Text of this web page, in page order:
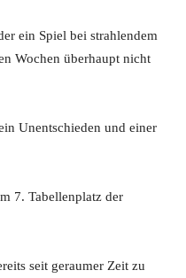
ein Spiel bei strahlendem
Wochen überhaupt nicht
Unentschieden und einer
7. Tabellenplatz der
seit geraumer Zeit zu